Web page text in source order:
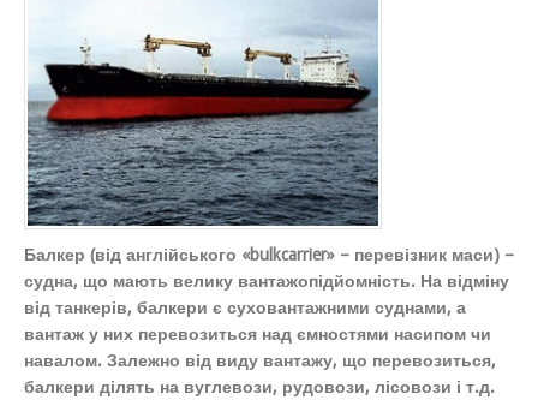
Балкер (від англійського «bulkcarrier» – перевізник маси) –
судна, що мають велику вантажопідйомність. На відміну
від танкерів, балкери є суховантажними суднами, а
вантаж у них перевозиться над ємностями насипом чи
навалом. Залежно від виду вантажу, що перевозиться,
балкери ділять на вуглевози, рудовози, лісовози і т.д.